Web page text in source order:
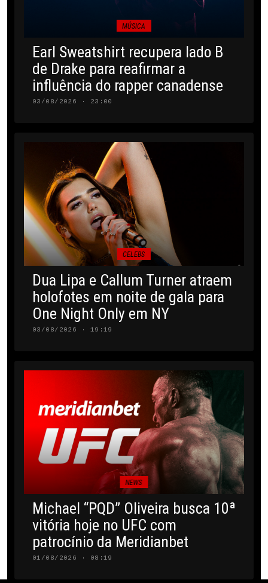
MÚSICA
Earl Sweatshirt recupera lado B
de Drake para reafirmar a
influência do rapper canadense
03/08/2026 · 23:00
CELEBS
Dua Lipa e Callum Turner atraem
holofotes em noite de gala para
One Night Only em NY
03/08/2026 · 19:19
NEWS
Michael “PQD” Oliveira busca 10ª
vitória hoje no UFC com
patrocínio da Meridianbet
01/08/2026 · 08:19